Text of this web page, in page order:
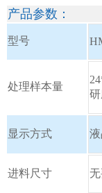
产品参数：
型号
处理样本量
显示方式
进料尺寸